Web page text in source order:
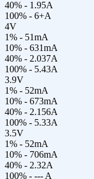
40% - 1.95A
100% - 6+A
4V
1% - 51mA
10% - 631mA
40% - 2.037A
100% - 5.43A
3.9V
1% - 52mA
10% - 673mA
40% - 2.156A
100% - 5.33A
3.5V
1% - 52mA
10% - 706mA
40% - 2.32A
100% - --- A